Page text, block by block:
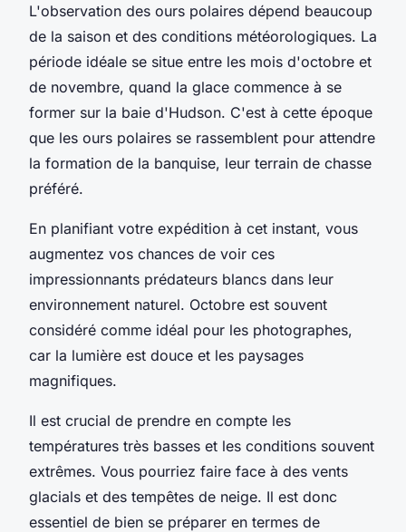
L'observation des ours polaires dépend beaucoup
de la saison et des conditions météorologiques. La
période idéale se situe entre les mois d'octobre et
de novembre, quand la glace commence à se
former sur la baie d'Hudson. C'est à cette époque
que les ours polaires se rassemblent pour attendre
la formation de la banquise, leur terrain de chasse
préféré.
En planifiant votre expédition à cet instant, vous
augmentez vos chances de voir ces
impressionnants prédateurs blancs dans leur
environnement naturel. Octobre est souvent
considéré comme idéal pour les photographes,
car la lumière est douce et les paysages
magnifiques.
Il est crucial de prendre en compte les
températures très basses et les conditions souvent
extrêmes. Vous pourriez faire face à des vents
glacials et des tempêtes de neige. Il est donc
essentiel de bien se préparer en termes de